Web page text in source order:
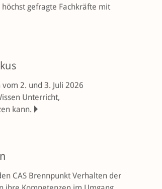
gefragte Fachkräfte mit
2. und 3. Juli 2026
Unterricht,
kann.
CAS Brennpunkt Verhalten der